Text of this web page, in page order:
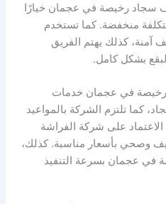
سجاد رخيصة في عجمان خيارًا
منخفضة. كما تستخدم
آمنة، كذلك يهتم الفريق
بشكل كامل.
رخيصة في عجمان خدمات
كما تلتزم الشركة بالمواعيد
على شركة الفراشة
وصحي بأسعار مناسبة. كذلك،
في عجمان بسرعة التنفيذ